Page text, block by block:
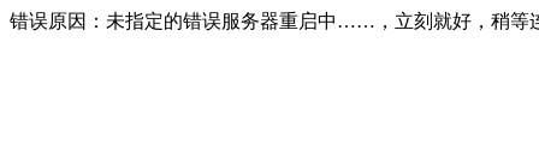
错误原因：未指定的错误服务器重启中……，立刻就好，稍等